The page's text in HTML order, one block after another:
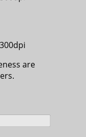
are